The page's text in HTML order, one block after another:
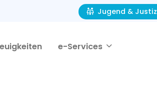
Jugend & Justiz
e-Services